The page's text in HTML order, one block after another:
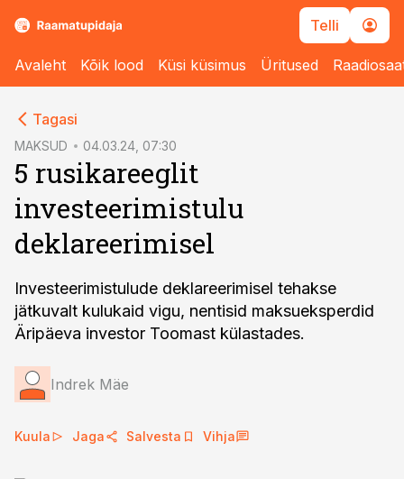
Telli
Avaleht Kõik lood Küsi küsimus Üritused
Tagasi
MAKSUD 04.03.24, 07:30
5 rusikareeglit
investeerimistulu
deklareerimisel
Investeerimistulude deklareerimisel tehakse
jätkuvalt kulukaid vigu, nentisid maksueksperdid
Äripäeva investor Toomast külastades.
Indrek Mäe
Kuula Jaga Salvesta Vihja